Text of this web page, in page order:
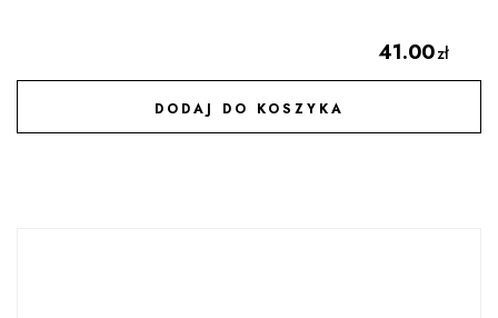
41.00zł
DODAJ DO KOSZYKA
DODAJ DO ULUBIONYCH